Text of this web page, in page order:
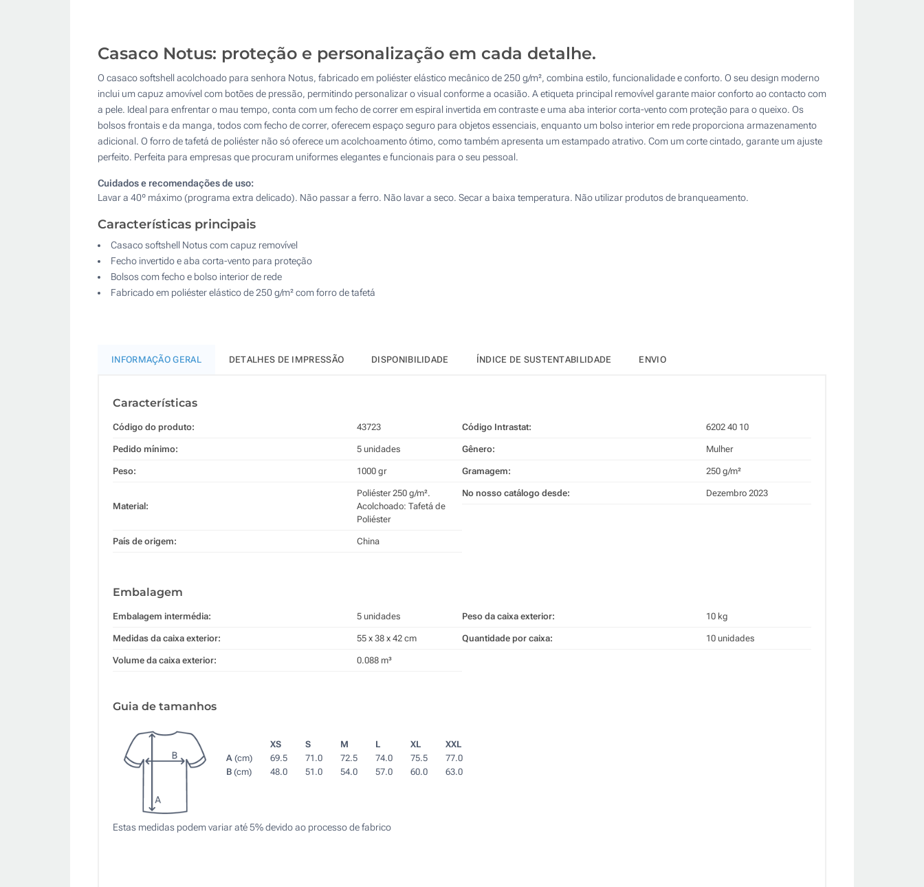
4 Cores (Atrás)
Bordado (No peito)
Transferência digital a cores (No peito)
Sem impressão
Casaco Notus: proteção e personalização em cada detalhe.
O casaco softshell acolchoado para senhora Notus, fabricado em poliéster elástico mecânico de 250 g/m², combina estilo, funcionalidade e conforto. O seu design moderno
inclui um capuz amovível com botões de pressão, permitindo personalizar o visual conforme a ocasião. A etiqueta principal removível garante maior conforto ao contacto com
a pele. Ideal para enfrentar o mau tempo, conta com um fecho de correr em espiral invertida em contraste e uma aba interior corta-vento com proteção para o queixo. Os
bolsos frontais e da manga, todos com fecho de correr, oferecem espaço seguro para objetos essenciais, enquanto um bolso interior em rede proporciona armazenamento
adicional. O forro de tafetá de poliéster não só oferece um acolchoamento ótimo, como também apresenta um estampado atrativo. Com um corte cintado, garante um ajuste
perfeito. Perfeita para empresas que procuram uniformes elegantes e funcionais para o seu pessoal.
Cuidados e recomendações de uso:
Lavar a 40º máximo (programa extra delicado). Não passar a ferro. Não lavar a seco. Secar a baixa temperatura. Não utilizar produtos de branqueamento.
Características principais
Casaco softshell Notus com capuz removível
Fecho invertido e aba corta-vento para proteção
Bolsos com fecho e bolso interior de rede
Fabricado em poliéster elástico de 250 g/m² com forro de tafetá
INFORMAÇÃO GERAL DETALHES DE IMPRESSÃO DISPONIBILIDADE ÍNDICE DE SUSTENTABILIDADE ENVIO
Características
Código do produto: 43723
Pedido mínimo: 5 unidades
Peso: 1000 gr
Material:
Poliéster 250 g/m².
Acolchoado: Tafetá de
Poliéster
País de origem: China
Código Intrastat: 6202 40 10
Gênero: Mulher
Gramagem: 250 g/m²
No nosso catálogo desde: Dezembro 2023
Embalagem
Embalagem intermédia: 5 unidades
Medidas da caixa exterior: 55 x 38 x 42 cm
Volume da caixa exterior: 0.088 m³
Peso da caixa exterior: 10 kg
Quantidade por caixa: 10 unidades
Guia de tamanhos
XS S M L XL
XXL
A (cm) 69.5 71.0 72.5 74.0 75.5
77.0
B (cm) 48.0 51.0 54.0 57.0 60.0 63.0
Estas medidas podem variar até 5% devido ao processo de fabrico